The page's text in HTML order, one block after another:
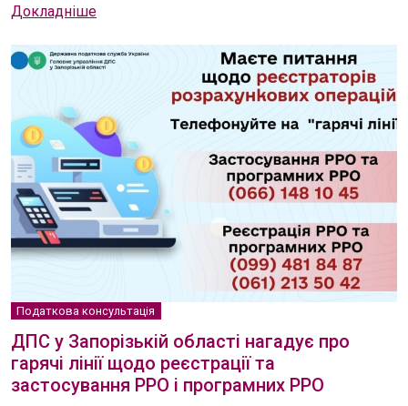
Докладніше
Податкова консультація
ДПС у Запорізькій області нагадує про
гарячі лінії щодо реєстрації та
застосування РРО і програмних РРО